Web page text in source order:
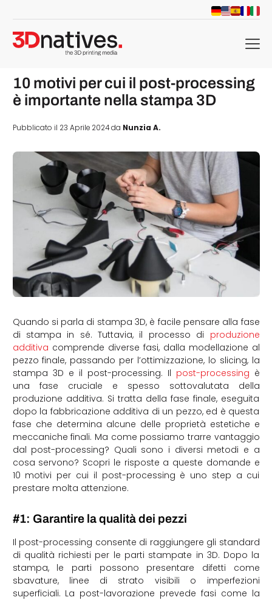
menu
10 motivi per cui il post-processing
è importante nella stampa 3D
Pubblicato il 23 Aprile 2024 da Nunzia A.
Quando si parla di stampa 3D, è facile pensare alla fase
di stampa in sé. Tuttavia, il processo di produzione
additiva comprende diverse fasi, dalla modellazione al
pezzo finale, passando per l’ottimizzazione, lo slicing, la
stampa 3D e il post-processing. Il post-processing è
una fase cruciale e spesso sottovalutata della
produzione additiva. Si tratta della fase finale, eseguita
dopo la fabbricazione additiva di un pezzo, ed è questa
fase che determina alcune delle proprietà estetiche e
meccaniche finali. Ma come possiamo trarre vantaggio
dal post-processing? Quali sono i diversi metodi e a
cosa servono? Scopri le risposte a queste domande e
10 motivi per cui il post-processing è uno step a cui
prestare molta attenzione.
#1: Garantire la qualità dei pezzi
Il post-processing consente di raggiungere gli standard
di qualità richiesti per le parti stampate in 3D. Dopo la
stampa, le parti possono presentare difetti come
sbavature, linee di strato visibili o imperfezioni
superficiali. La post-lavorazione prevede fasi come la